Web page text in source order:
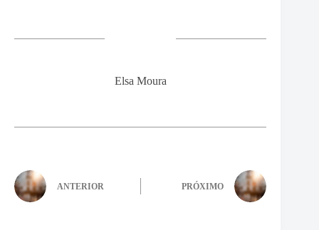
Elsa Moura
ANTERIOR PRÓXIMO